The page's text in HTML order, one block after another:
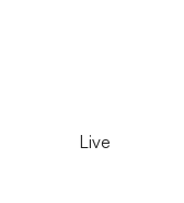
Live